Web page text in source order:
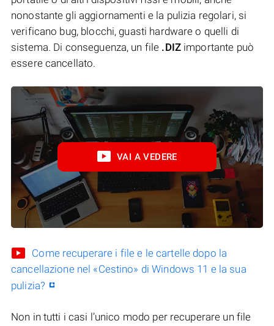
nonostante gli aggiornamenti e la pulizia regolari, si
verificano bug, blocchi, guasti hardware o quelli di
sistema. Di conseguenza, un file .DIZimportante può
essere cancellato.
VAI A VEDERE
Come recuperare i file e le cartelle dopo la
cancellazione nel «Cestino» di Windows 11 e la sua
pulizia?
Non in tutti i casi l’unico modo per recuperare un file